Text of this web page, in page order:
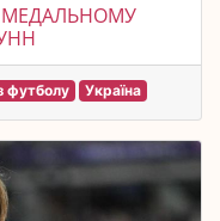
МЕДАЛЬНОМУ
футболу Україна